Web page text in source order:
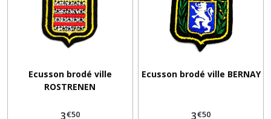
Ecusson brodé ville
ROSTRENEN
3€50
Ecusson brodé ville BERNAY
3€50